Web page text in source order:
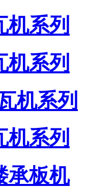
机系列
机系列
机系列
机系列
承板机